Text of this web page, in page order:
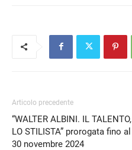
Articolo precedente
“WALTER ALBINI. IL TALENTO,
LO STILISTA” prorogata fino al
30 novembre 2024